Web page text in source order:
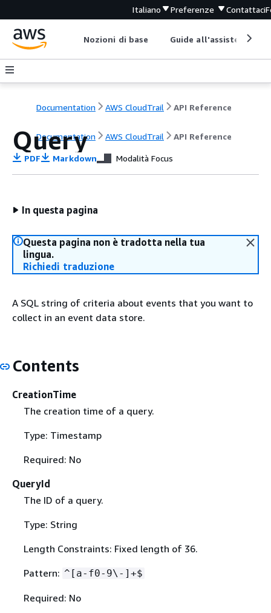
Italiano Preferenze Contattaci
Nozioni di base Guide all'assistenza
Documentation AWS CloudTrail API Reference
Documentation AWS CloudTrail API Reference
Query
PDF Markdown Modalità Focus
In questa pagina
Questa pagina non è tradotta nella tua
lingua.
Richiedi traduzione
A SQL string of criteria about events that you want to
collect in an event data store.
Contents
CreationTime
The creation time of a query.
Type: Timestamp
Required: No
QueryId
The ID of a query.
Type: String
Length Constraints: Fixed length of 36.
Pattern: ^[a-f0-9\-]+$
Required: No